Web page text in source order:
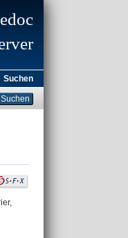
Suchen